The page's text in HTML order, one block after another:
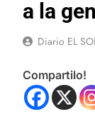
a la
Diario EL
Compartilo!